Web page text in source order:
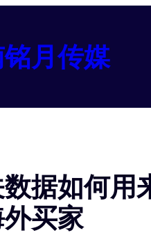
月传媒
据如何用
买家